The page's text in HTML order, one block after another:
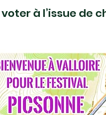
à l’issue de